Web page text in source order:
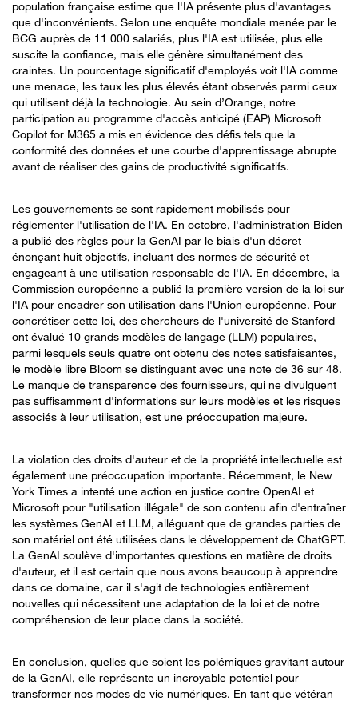
population française estime que l'IA présente plus d'avantages
que d'inconvénients. Selon une enquête mondiale menée par le
BCG auprès de 11 000 salariés, plus l'IA est utilisée, plus elle
suscite la confiance, mais elle génère simultanément des
craintes. Un pourcentage significatif d'employés voit l'IA comme
une menace, les taux les plus élevés étant observés parmi ceux
qui utilisent déjà la technologie. Au sein d’Orange, notre
participation au programme d'accès anticipé (EAP) Microsoft
Copilot for M365 a mis en évidence des défis tels que la
conformité des données et une courbe d'apprentissage abrupte
avant de réaliser des gains de productivité significatifs.
Les gouvernements se sont rapidement mobilisés pour
réglementer l'utilisation de l'IA. En octobre, l'administration Biden
a publié des règles pour la GenAI par le biais d'un décret
énonçant huit objectifs, incluant des normes de sécurité et
engageant à une utilisation responsable de l'IA. En décembre, la
Commission européenne a publié la première version de la loi sur
l'IA pour encadrer son utilisation dans l'Union européenne. Pour
concrétiser cette loi, des chercheurs de l'université de Stanford
ont évalué 10 grands modèles de langage (LLM) populaires,
parmi lesquels seuls quatre ont obtenu des notes satisfaisantes,
le modèle libre Bloom se distinguant avec une note de 36 sur 48.
Le manque de transparence des fournisseurs, qui ne divulguent
pas suffisamment d'informations sur leurs modèles et les risques
associés à leur utilisation, est une préoccupation majeure.
La violation des droits d'auteur et de la propriété intellectuelle est
également une préoccupation importante. Récemment, le New
York Times a intenté une action en justice contre OpenAI et
Microsoft pour "utilisation illégale" de son contenu afin d'entraîner
les systèmes GenAI et LLM, alléguant que de grandes parties de
son matériel ont été utilisées dans le développement de ChatGPT.
La GenAI soulève d'importantes questions en matière de droits
d'auteur, et il est certain que nous avons beaucoup à apprendre
dans ce domaine, car il s'agit de technologies entièrement
nouvelles qui nécessitent une adaptation de la loi et de notre
compréhension de leur place dans la société.
En conclusion, quelles que soient les polémiques gravitant autour
de la GenAI, elle représente un incroyable potentiel pour
transformer nos modes de vie numériques. En tant que vétéran